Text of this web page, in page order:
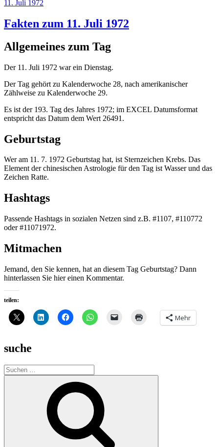
Veröffentlicht
11. Juli 1972
Fakten zum 11. Juli 1972
Allgemeines zum Tag
Der 11. Juli 1972 war ein Dienstag.
Der Tag gehört zu Kalenderwoche 28, nach amerikanischer
Zählweise zu Kalenderwoche 29.
Es ist der 193. Tag des Jahres 1972; im EXCEL Datumsformat
entspricht das Datum dem Wert 26491.
Geburtstag
Wer am 11. 7. 1972 Geburtstag hat, ist Sternzeichen Krebs. Das
Element der chinesischen Astrologie für den Tag ist Wasser und das
Zeichen Ratte.
Hashtags
Passende Hashtags in sozialen Netzen sind z.B. #1107, #110772
oder #11071972.
Mitmachen
Jemand, den Sie kennen, hat an diesem Tag Geburtstag? Dann
hinterlassen Sie hier einen Kommentar.
teilen:
Mehr
suche
Suche
nach: